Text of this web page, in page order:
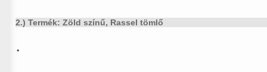
2.) Termék: Zöld színű, Rassel tömlő
.